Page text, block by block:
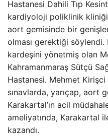
Hastanesi Dahili Tıp
kardiyoloji poliklinik
aort gemisinde bir
olması gerektiği
kardeşini yönetmiş olan
Kahramanmaraş Sütçü
Hastanesi. Mehmet
sınavlarda, yarıçap, aort
Karakartal’ın acil
ameliyatında, Karakartal
kazandı.